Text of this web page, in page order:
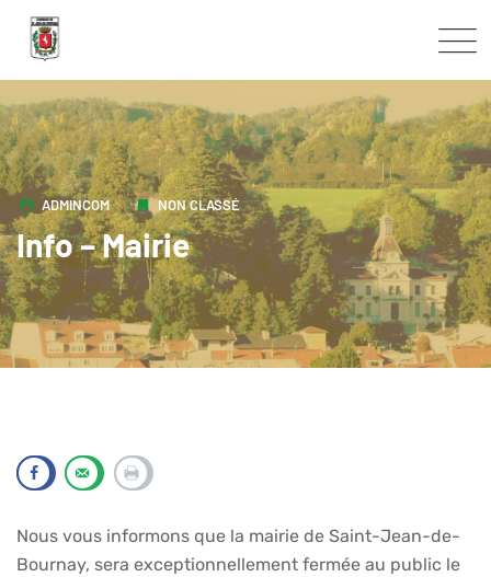
Skip
ADMINCOM NON CLASSÉ
Info – Mairie
Nous vous informons que la mairie de Saint-Jean-de-
Bournay, sera exceptionnellement fermée au public le